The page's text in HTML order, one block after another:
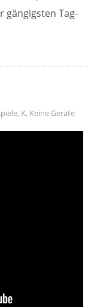
gängigsten Tag-
, K, Keine Geräte